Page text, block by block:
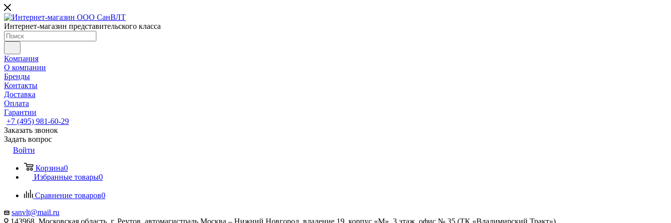
Интернет-магазин представительского класса
Компания
О компании
Бренды
Контакты
Доставка
Оплата
Гарантии
+7 (495) 981-60-29
Заказать звонок
Задать вопрос
Войти
Корзина0
Избранные товары0
Сравнение товаров0
sanvlt@mail.ru
143968, Московская область, г. Реутов, автомагистраль Москва – Нижний Новгород, владение 19, корпус «М», 3 этаж, офис № 35 (ТК «Владимирский Тракт»)